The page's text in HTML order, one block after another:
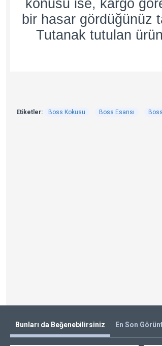
konusu ise, kargo
bir hasar gördüğünüz
Tutanak tutulan
Etiketler: Boss Kokusu Boss Esansı
Bunları da Beğenebilirsiniz En Son